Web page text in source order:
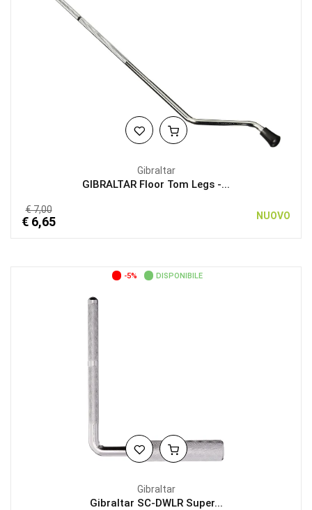
Gibraltar
GIBRALTAR Floor Tom Legs -...
€ 7,00
€ 6,65 NUOVO
-5% DISPONIBILE
Gibraltar
Gibraltar SC-DWLR Super...